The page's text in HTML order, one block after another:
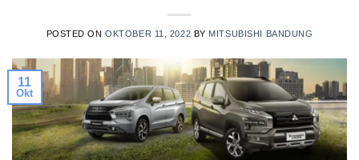
POSTED ONOKTOBER 11, 2022 BY MITSUBISHI BANDUNG
11
Okt